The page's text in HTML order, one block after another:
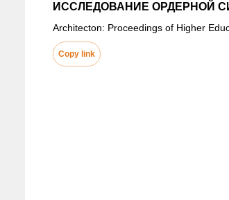
ИССЛЕДОВАНИЕ ОРДЕРНОЙ
Architecton: Proceedings of Higher
Copy link